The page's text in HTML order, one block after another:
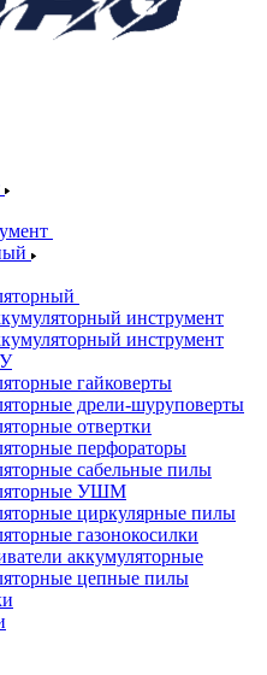
инструмент
инструмент
гайковерты
дрели-шуруповерты
отвертки
перфораторы
сабельные пилы
УШМ
циркулярные пилы
газонокосилки
аккумуляторные
цепные пилы